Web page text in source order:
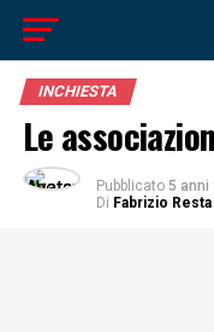
INCHIESTA
Le
Pubblicato 5 anni
Di Fabrizio Resta